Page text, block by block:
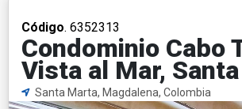
Código. 6352313
Condominio Cabo
Vista al Mar,
Santa Marta, Magdalena, Colombia